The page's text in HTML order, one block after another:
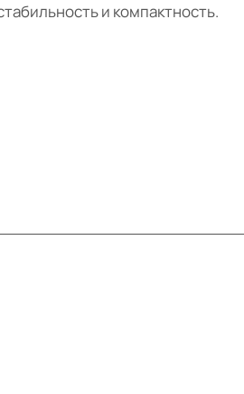
и компактность.